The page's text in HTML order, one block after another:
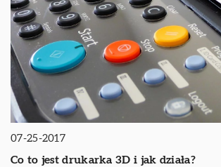
07-25-2017
Co to jest drukarka 3D i jak działa?